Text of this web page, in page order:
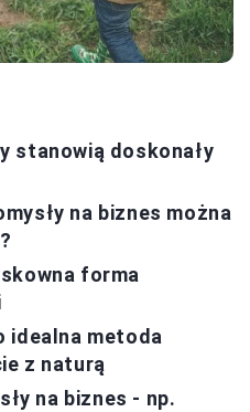
stanowią doskonały
na biznes można
forma
idealna metoda
z naturą
na biznes - np.